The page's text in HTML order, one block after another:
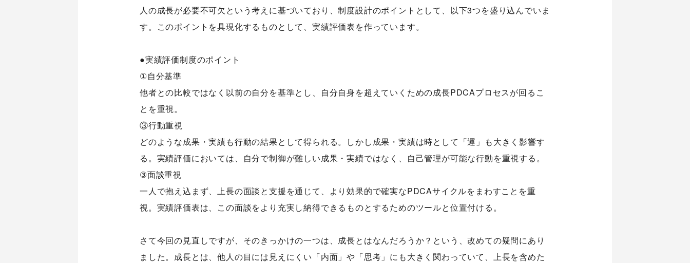
人の成長が必要不可欠という考えに基づいており、制度設計のポイントとして、以下3つを盛り込んでいま
す。このポイントを具現化するものとして、実績評価表を作っています。
●実績評価制度のポイント
①自分基準
他者との比較ではなく以前の自分を基準とし、自分自身を超えていくための成長PDCAプロセスが回るこ
とを重視。
③行動重視
どのような成果・実績も行動の結果として得られる。しかし成果・実績は時として「運」も大きく影響す
る。実績評価においては、自分で制御が難しい成果・実績ではなく、自己管理が可能な行動を重視する。
③面談重視
一人で抱え込まず、上長の面談と支援を通じて、より効果的で確実なPDCAサイクルをまわすことを重
視。実績評価表は、この面談をより充実し納得できるものとするためのツールと位置付ける。
さて今回の見直しですが、そのきっかけの一つは、成長とはなんだろうか？という、改めての疑問にあり
ました。成長とは、他人の目には見えにくい「内面」や「思考」にも大きく関わっていて、上長を含めた